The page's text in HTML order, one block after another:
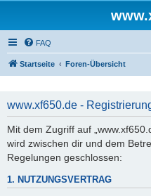
FAQ
Startseite Foren-Übersicht
www.xf650.de -
Mit dem Zugriff auf
wird zwischen dir und dem
Regelungen geschlossen:
1. NUTZUNGSVERTRAG